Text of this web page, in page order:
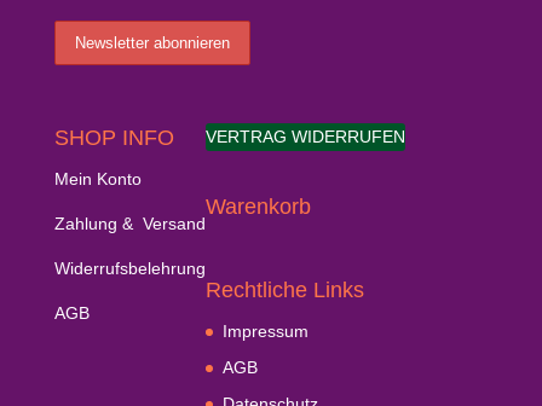
SHOP INFO
Mein Konto
Zahlung & Versand
Widerrufsbelehrung
AGB
VERTRAG WIDERRUFEN
Warenkorb
Rechtliche Links
Impressum
AGB